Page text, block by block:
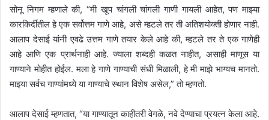
सोनू निगम म्हणाले की, “मी खूप चांगली चांगली गाणी गायली आहेत,पण माझ्या
कारकिर्दीतील हे एक सर्वोत्तम गाणे आहे, असे म्हटले तर ती अतिशयोक्ती होणार नाही.
आलाप देसाई यांनी एवढे उत्तम गाणे तयार केले आहे की,म्हटले तर ते एक गाणेही
आहे आणि एक प्रार्थनाही आहे. ज्याला शब्दही कळत नाहीत, असाही माणूस या
गाण्याने मोहीत होईल. मला हे गाणे गाण्याची संधी मिळाली,हे मी माझे भाग्यच मानतो.
माझ्या सर्वच गाण्यांमध्ये या गाण्याचे स्थान विशेष असेल,”तो म्हणतो.
आलाप देसाई म्हणतात, “या गाण्यातून काहीतरी वेगळे,नवे देण्याचा प्रयत्न केला आहे.